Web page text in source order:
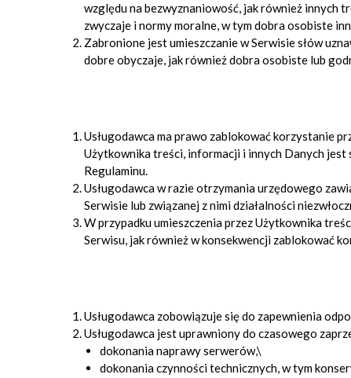
względu na bezwyznaniowość, jak również innych
zwyczaje i normy moralne, w tym dobra osobiste
Zabronione jest umieszczanie w Serwisie słów
dobre obyczaje, jak również dobra osobiste lub
Usługodawca ma prawo zablokować korzystanie
Użytkownika treści, informacji i innych Danych
Regulaminu.
Usługodawca w razie otrzymania urzędowego
Serwisie lub związanej z nimi działalności
W przypadku umieszczenia przez Użytkownika
Serwisu, jak również w konsekwencji zablokować
Usługodawca zobowiązuje się do zapewnienia
Usługodawca jest uprawniony do czasowego
dokonania naprawy serwerów,\
dokonania czynności technicznych, w tym